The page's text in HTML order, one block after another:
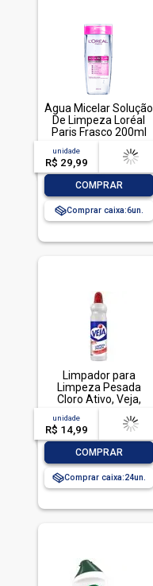
Água Micelar Solução
De Limpeza Loréal
Paris Frasco 200ml
unidade
R$ 29,99
acima de
-- --,--un.
COMPRAR
Comprar caixa:6
Limpador para
Limpeza Pesada
Cloro Ativo, Veja,
500ml
unidade
R$ 14,99
acima de
-- --,--un.
COMPRAR
Comprar caixa:24